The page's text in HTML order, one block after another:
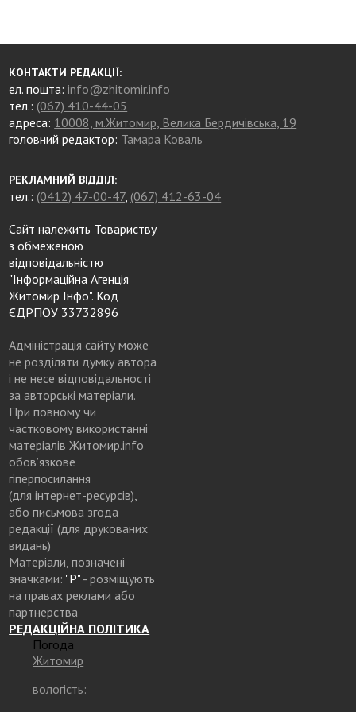
КОНТАКТИ РЕДАКЦІЇ:
ел. пошта:info@zhitomir.info
тел.: (067) 410-44-05
адреса: 10008, м.Житомир, Велика Бердичівська, 19
головний редактор: Тамара Коваль
РЕКЛАМНИЙ ВІДДІЛ:
тел.: (0412) 47-00-47, (067) 412-63-04
Сайт належить Товариству
з обмеженою
відповідальністю
"Інформаційна Агенція
Житомир Інфо". Код
ЄДРПОУ 33732896
Адміністрація сайту може
не розділяти думку автора
і не несе відповідальності
за авторські матеріали.
При повному чи
частковому використанні
матеріалів Житомир.info
обов’язкове
гіперпосилання
(для інтернет-ресурсів),
або письмова згода
редакції (для друкованих
видань)
Матеріали, позначені
значками: "Р"- розміщують
на правах реклами або
партнерства
РЕДАКЦІЙНА ПОЛІТИКА
Погода
Житомир
вологість: